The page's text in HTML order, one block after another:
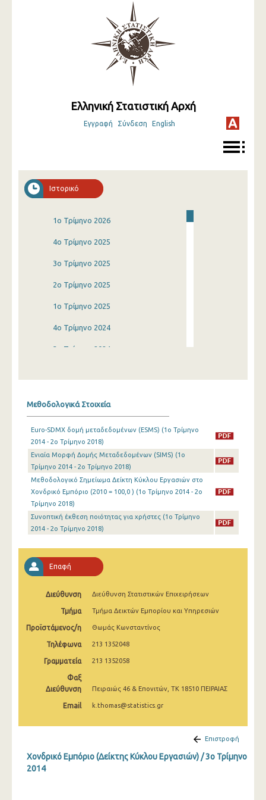
Ελληνική Στατιστική Αρχή
Εγγραφή Σύνδεση English
Ιστορικό
1o Τρίμηνο 2026
4o Τρίμηνο 2025
3o Τρίμηνο 2025
2o Τρίμηνο 2025
1o Τρίμηνο 2025
4o Τρίμηνο 2024
3o Τρίμηνο 2024
3o Τρίμηνο 2023
2o Τρίμηνο 2023
1o Τρίμηνο 2023
4o Τρίμηνο 2022
3o Τρίμηνο 2022
1o Τρίμηνο 2022
3o Τρίμηνο 2021
2o Τρίμηνο 2021
1o Τρίμηνο 2021
3o Τρίμηνο 2020
4o Τρίμηνο 2019
Μεθοδολογικά Στοιχεία
Euro-SDMX δομή μεταδεδομένων (ESMS) (1o Τρίμηνο
2014 - 2o Τρίμηνο 2018)
Ενιαία Μορφή Δομής Μεταδεδομένων (SIMS) (1o
Τρίμηνο 2014 - 2o Τρίμηνο 2018)
Μεθοδολογικό Σημείωμα Δείκτη Κύκλου Εργασιών στο
Χονδρικό Εμπόριο (2010 = 100,0 ) (1o Τρίμηνο 2014 - 2o
Τρίμηνο 2018)
Συνοπτική έκθεση ποιότητας για χρήστες (1o Τρίμηνο
2014 - 2o Τρίμηνο 2018)
Επαφή
Διεύθυνση Διεύθυνση Στατιστικών Επιχειρήσεων
Τμήμα Τμήμα Δεικτών Εμπορίου και Υπηρεσιών
Προϊστάμενος/η Θωμάς Κωνσταντίνος
Τηλέφωνα 213 1352048
Γραμματεία 213 1352058
Φαξ
Διεύθυνση
Πειραιώς 46 & Επονιτών, ΤΚ 18510 ΠΕΙΡΑΙΑΣ
Email k.thomas@statistics.gr
Επιστροφή
Χονδρικό Εμπόριο (Δείκτης Κύκλου Εργασιών) / 3o Τρίμηνο
2014